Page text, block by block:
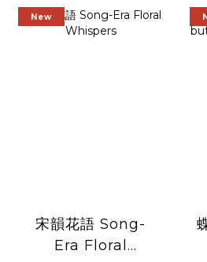
New
宋韻花語 Song-
Era Floral